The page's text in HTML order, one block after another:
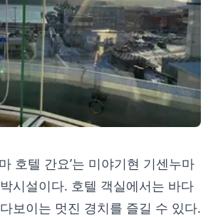
호텔 간요’는 미야기현 기센누마
시설이다. 호텔 객실에서는 바다
보이는 멋진 경치를 즐길 수 있다.